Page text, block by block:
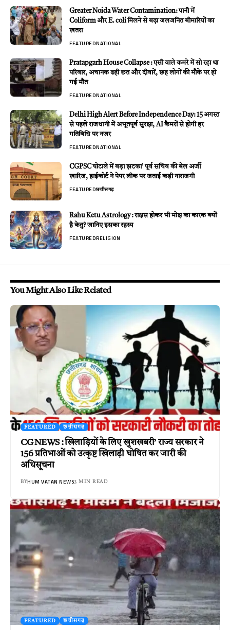
Greater Noida Water Contamination: पानी में
Coliform और E. coli मिलने से बढ़ा जलजनित बीमारियों का
खतरा
FEATUREDNATIONAL
Pratapgarh House Collapse : एसी वाले कमरे में सो रहा था
परिवार, अचानक ढही छत और दीवारें, छह लोगों की मौके पर हो
गई मौत
FEATUREDNATIONAL
Delhi High Alert Before Independence Day: 15 अगस्त
से पहले राजधानी में अभूतपूर्व सुरक्षा, AI कैमरों से होगी हर
गतिविधि पर नजर
FEATUREDNATIONAL
CGPSC घोटाले में बड़ा झटका’ पूर्व सचिव की बेल अर्जी
खारिज, हाईकोर्ट ने पेपर लीक पर जताई कड़ी नाराजगी
FEATUREDछत्तीसगढ़
Rahu Ketu Astrology : राक्षस होकर भी मोक्ष का कारक क्यों
है केतु? जानिए इसका रहस्य
FEATUREDRELIGION
You Might Also Like Related
FEATURED छत्तीसगढ़
CG NEWS : खिलाड़ियों के लिए खुशखबरी’ राज्य सरकार ने
156 प्रतिभाओं को उत्कृष्ट खिलाड़ी घोषित कर जारी की
अधिसूचना
BYHUM VATAN NEWS3 MIN READ
FEATURED छत्तीसगढ़